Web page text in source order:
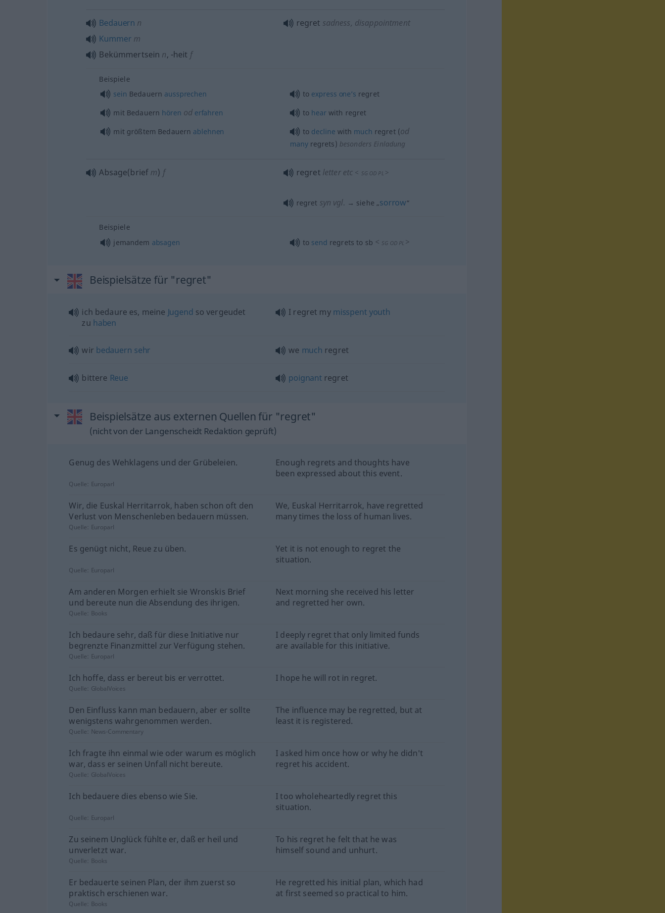
Bedauern n
Kummer m
Bekümmertsein n, -heit f
regret sadness, disappointment
Beispiele
sein Bedauern aussprechen to express one’s regret
mit Bedauern hören oderfahren to hearwith regret
mit größtem Bedauern ablehnen to decline with much regret (od
manyregrets) besonders Einladung
Absage(brief m) f regret letteretc < SGOD PL >
regret syn vgl. → siehe „sorrow“
Beispiele
jemandem absagen to send regrets to sb < SG ODPL >
Beispielsätze für "regret"
ich bedaure es, meine Jugend so vergeudet
zu haben
I regret my misspent youth
wir bedauern sehr we much regret
bittere Reue poignant regret
Beispielsätze aus externen Quellen für "regret"
(nicht von der Langenscheidt Redaktion geprüft)
Genug des Wehklagens und der Grübeleien.
Enough regrets and thoughts have
been expressed about this event.
Quelle: Europarl
Wir, die Euskal Herritarrok, haben schon oft den
Verlust von Menschenleben bedauern müssen.
We, Euskal Herritarrok, have regretted
many times the loss of human lives.
Quelle: Europarl
Es genügt nicht, Reue zu üben.
Yet it is not enough to regret the
situation.
Quelle: Europarl
Am anderen Morgen erhielt sie Wronskis Brief
und bereute nun die Absendung des ihrigen.
Next morning she received his letter
and regretted her own.
Quelle: Books
Ich bedaure sehr, daß für diese Initiative nur
begrenzte Finanzmittel zur Verfügung stehen.
I deeply regret that only limited funds
are available for this initiative.
Quelle: Europarl
Ich hoffe, dass er bereut bis er verrottet. I hope he will rot in regret.
Quelle: GlobalVoices
Den Einfluss kann man bedauern, aber er sollte
wenigstens wahrgenommen werden.
The influence may be regretted, but at
least it is registered.
Quelle: News-Commentary
Ich fragte ihn einmal wie oder warum es möglich
war, dass er seinen Unfall nicht bereute.
I asked him once how or why he didn't
regret his accident.
Quelle: GlobalVoices
Ich bedauere dies ebenso wie Sie.
I too wholeheartedly regret this
situation.
Quelle: Europarl
Zu seinem Unglück fühlte er, daß er heil und
unverletzt war.
To his regret he felt that he was
himself sound and unhurt.
Quelle: Books
Er bedauerte seinen Plan, der ihm zuerst so
praktisch erschienen war.
He regretted his initial plan, which had
at first seemed so practical to him.
Quelle: Books